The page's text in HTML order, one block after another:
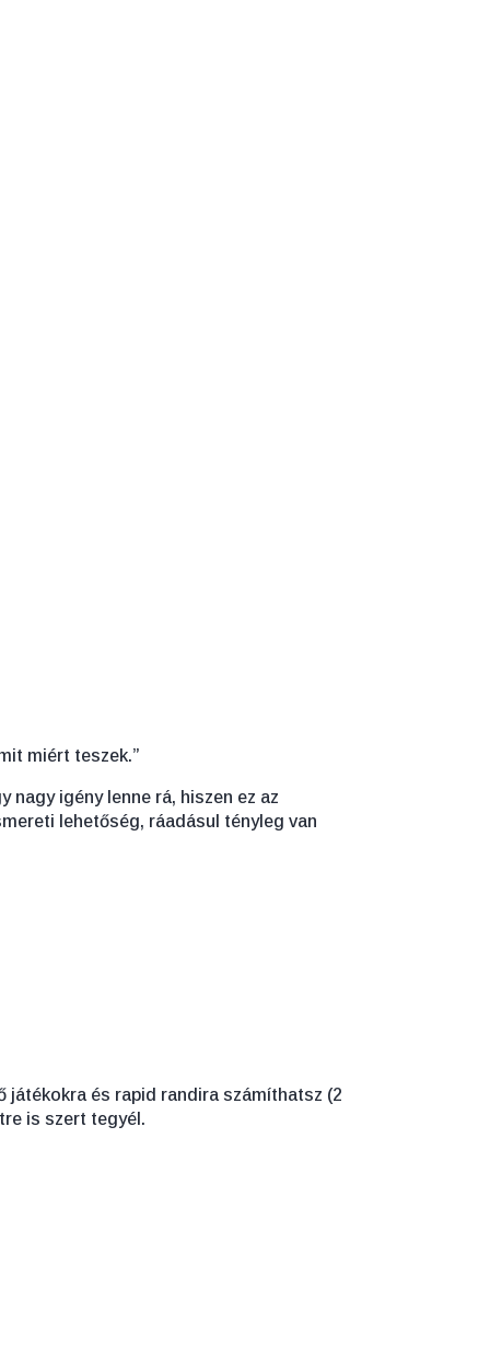
miért teszek.”
igény lenne rá, hiszen ez az
lehetőség, ráadásul tényleg van
és rapid randira számíthatsz (2
is szert tegyél.